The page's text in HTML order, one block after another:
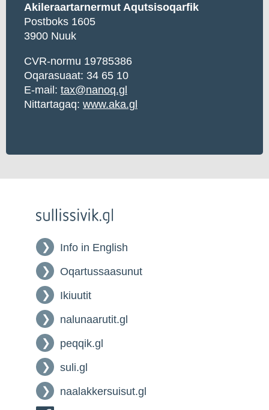
Akileraartarnermut Aqutsisoqarfik
Postboks 1605
3900 Nuuk
CVR-normu 19785386
Oqarasuaat: 34 65 10
E-mail: tax@nanoq.gl
Nittartagaq: www.aka.gl
Info in English
Oqartussaasunut
Ikiuutit
nalunaarutit.gl
peqqik.gl
suli.gl
naalakkersuisut.gl